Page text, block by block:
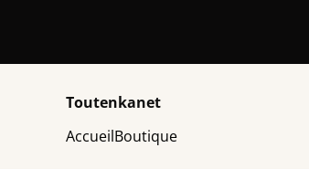
Toutenkanet
AccueilBoutique